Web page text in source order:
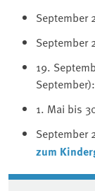
September
September
19.
September):
1. Mai bis
September
zum